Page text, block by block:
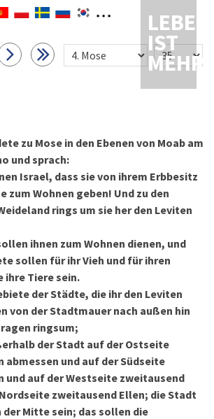
LEBEN
IST
MEHR
zu Mose in den Ebenen von Moab am
und sprach:
Israel, dass sie von ihrem Erbbesitz
zum Wohnen geben! Und zu den
rings um sie her den Leviten
ihnen zum Wohnen dienen, und
sollen für ihr Vieh und für ihren
ihre Tiere sein.
der Städte, die ihr den Leviten
von der Stadtmauer nach außen hin
ringsum;
der Stadt auf der Ostseite
abmessen und auf der Südseite
und auf der Westseite zweitausend
zweitausend Ellen; die Stadt
Mitte sein; das sollen die